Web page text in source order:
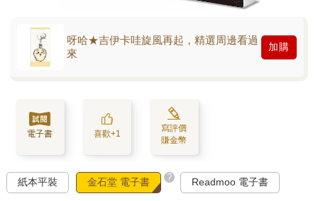
呀哈★吉伊卡哇旋風再起，精選周邊看過
來
加購
電子書 喜歡+1
寫評價
賺金幣
紙本平裝 金石堂 電子書 ? Readmoo 電子書